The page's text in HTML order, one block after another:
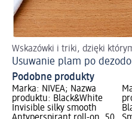
Wskazówki i triki, dzięki
Usuwanie plam po
Podobne produkty
Marka: NIVEA; Nazwa
produktu: Black&White
Invisible silky smooth